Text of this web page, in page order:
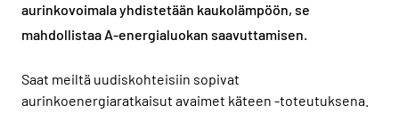
aurinkovoimala yhdistetään kaukolämpöön, se
mahdollistaa A-energialuokan saavuttamisen.
Saat meiltä uudiskohteisiin sopivat
aurinkoenergiaratkaisut avaimet käteen -toteutuksena.